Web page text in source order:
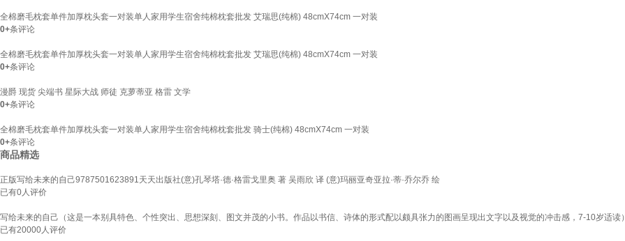
全棉磨毛枕套单件加厚枕头套一对装单人家用学生宿舍纯棉枕套批发 艾瑞思(纯棉) 48cmX74cm 一对装
0+条评论
全棉磨毛枕套单件加厚枕头套一对装单人家用学生宿舍纯棉枕套批发 艾瑞思(纯棉) 48cmX74cm 一对装
0+条评论
漫爵 现货 尖端书 星际大战 师徒 克萝蒂亚 格雷 文学
0+条评论
全棉磨毛枕套单件加厚枕头套一对装单人家用学生宿舍纯棉枕套批发 骑士(纯棉) 48cmX74cm 一对装
0+条评论
商品精选
正版写给未来的自己9787501623891天天出版社(意)孔琴塔·德·格雷戈里奥 著 吴雨欣 译 (意)玛丽亚奇亚拉·蒂·乔尔乔 绘
已有0人评价
写给未来的自己（这是一本别具特色、个性突出、思想深刻、图文并茂的小书。作品以书信、诗体的形式配以颇具张力的图画呈现出文字以及视觉的冲击感，7-10岁适读）
已有20000人评价